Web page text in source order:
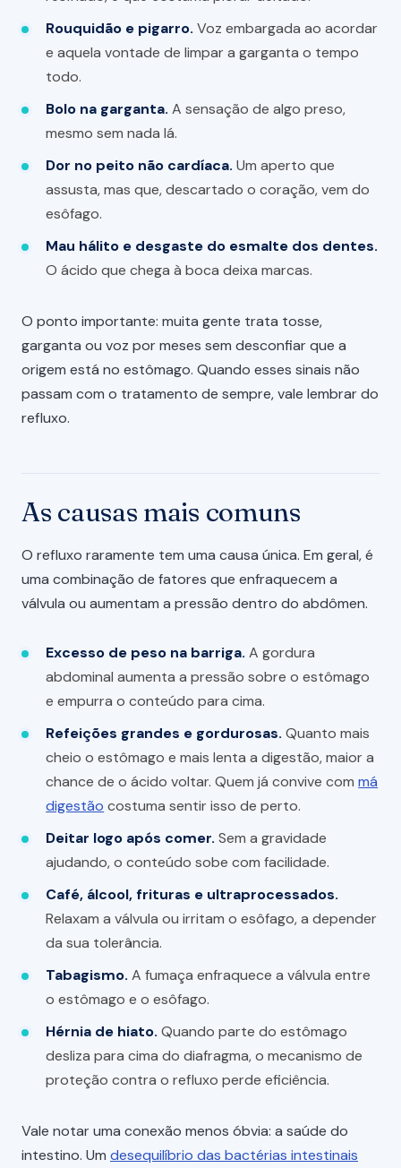
Rouquidão e pigarro. Voz embargada ao acordar
e aquela vontade de limpar a garganta o tempo
todo.
Bolo na garganta. A sensação de algo preso,
mesmo sem nada lá.
Dor no peito não cardíaca. Um aperto que
assusta, mas que, descartado o coração, vem do
esôfago.
Mau hálito e desgaste do esmalte dos dentes.
O ácido que chega à boca deixa marcas.
O ponto importante: muita gente trata tosse,
garganta ou voz por meses sem desconfiar que a
origem está no estômago. Quando esses sinais não
passam com o tratamento de sempre, vale lembrar do
refluxo.
As causas mais comuns
O refluxo raramente tem uma causa única. Em geral, é
uma combinação de fatores que enfraquecem a
válvula ou aumentam a pressão dentro do abdômen.
Excesso de peso na barriga. A gordura
abdominal aumenta a pressão sobre o estômago
e empurra o conteúdo para cima.
Refeições grandes e gordurosas. Quanto mais
cheio o estômago e mais lenta a digestão, maior a
chance de o ácido voltar. Quem já convive commá
digestão costuma sentir isso de perto.
Deitar logo após comer. Sem a gravidade
ajudando, o conteúdo sobe com facilidade.
Café, álcool, frituras e ultraprocessados.
Relaxam a válvula ou irritam o esôfago, a depender
da sua tolerância.
Tabagismo. A fumaça enfraquece a válvula entre
o estômago e o esôfago.
Hérnia de hiato. Quando parte do estômago
desliza para cima do diafragma, o mecanismo de
proteção contra o refluxo perde eficiência.
Vale notar uma conexão menos óbvia: a saúde do
intestino. Um desequilíbrio das bactérias intestinais